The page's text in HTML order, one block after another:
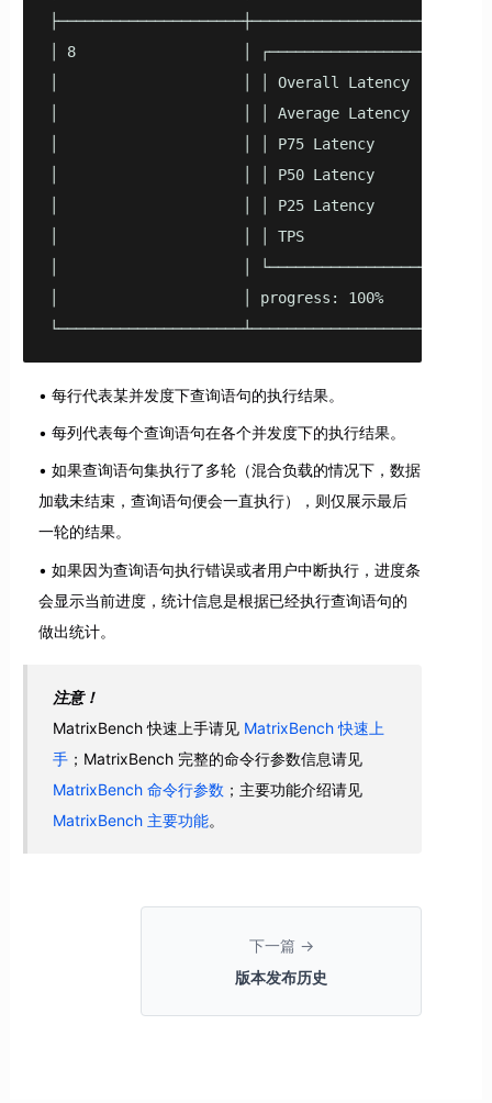
│ 8                   │
│                     │ │ Overall Latency │
│                     │ │ Average Latency │
│                     │ │ P75 Latency     │
│                     │ │ P50 Latency     │
│                     │ │ P25 Latency     │
│                     │ │ TPS             │
│                     │
│                     │ progress: 100%
每行代表某并发度下查询语句的执行结果。
每列代表每个查询语句在各个并发度下的执行结果。
如果查询语句集执行了多轮（混合负载的情况下，数据
加载未结束，查询语句便会一直执行），则仅展示最后
一轮的结果。
如果因为查询语句执行错误或者用户中断执行，进度条
会显示当前进度，统计信息是根据已经执行查询语句的
做出统计。
注意！
MatrixBench 快速上手请见 MatrixBench 快速上
手 ；MatrixBench 完整的命令行参数信息请见
MatrixBench 命令行参数 ；主要功能介绍请见
MatrixBench 主要功能。
下一篇 →
版本发布历史